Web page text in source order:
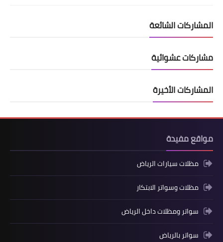
المشاركات الشائعة
مشاركات عشوائية
المشاركات الأخيرة
مواقع مفيدة
مظلات سيارات الرياض
مظلات وسواتر الابتكار
سواتر ومظلات داخل الرياض
سواتر بالرياض